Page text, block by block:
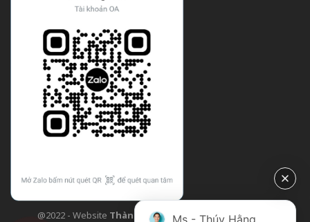
@2022 - Website Thành Công Flower| Design bởi
Ms - Thúy Hằng